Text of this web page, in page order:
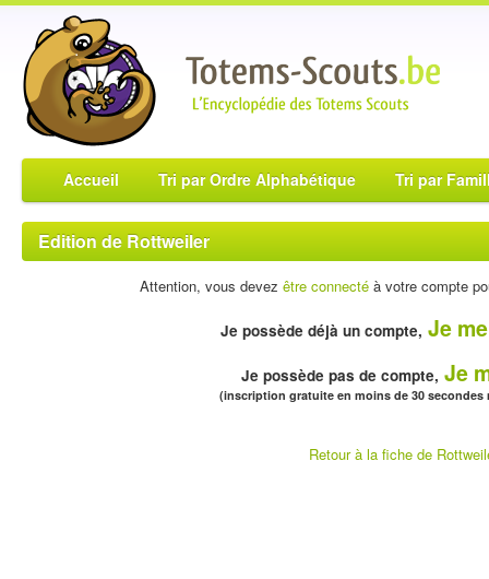
Accueil Tri par Ordre Alphabétique Tri par
Edition de Rottweiler
Attention, vous devez être connectéà votre compte
Je possède déjà un compte, Je
Je possède pas de compte, Je
(inscription gratuite en moins de 30 secondes
Retour à la fiche de